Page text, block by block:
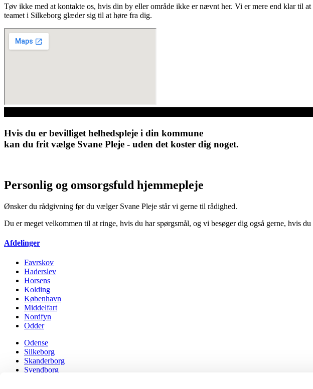
Tøv ikke med at kontakte os, hvis din by eller område ikke er nævnt her. Vi er mere end klar til
teamet i Silkeborg glæder sig til at høre fra dig.
Hvis du er bevilliget helhedspleje i din kommune
kan du frit vælge Svane Pleje - uden det koster dig noget.
Personlig og omsorgsfuld hjemmepleje
Ønsker du rådgivning før du vælger Svane Pleje står vi gerne til rådighed.
Du er meget velkommen til at ringe, hvis du har spørgsmål, og vi besøger dig også gerne, hvis
Afdelinger
Favrskov
Haderslev
Horsens
Kolding
København
Middelfart
Nordfyn
Odder
Odense
Silkeborg
Skanderborg
Svendborg